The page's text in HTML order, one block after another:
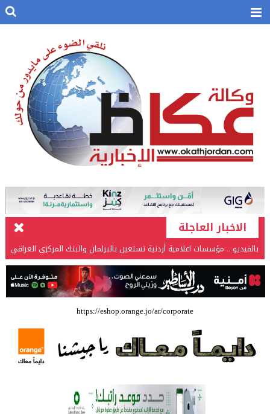
الاخبار العاجلة
بالفيديو .. مؤسسات اعلامية أردنية تستعين بالبرلمان والبنك المركزي العراقي
في قضيتها مع طارق الحسن
بالفيديو .. إرادة القائد ثم التعليم ثم الصناعة والزراعة قذفت ببنجلاديش خلال
عشرين عاما من دخل الفرد ٤٠٠$ سنويا الى ٦٠٠٠ $ ، فهل نستطيع ؟؟؟؟؟
شركة تسابيح للسياحة والسفر تسير اول رحلة لحجاج بيت الله الحرام عبر مطار
الملكة علياء الدولي – صور
العلمية الثقافية الأردنية
https://eshop.orange.jo/ar/corporate